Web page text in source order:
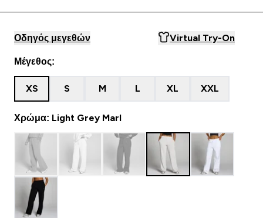
Οδηγός μεγεθών Virtual Try-On
Μέγεθος:
XS S M L XL XXL
Χρώμα: Light Grey Marl